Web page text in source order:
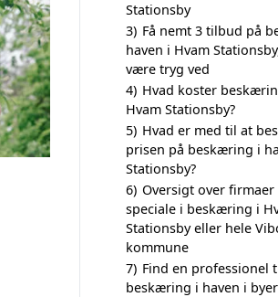
Stationsby
3) Få nemt 3 tilbud på
haven i Hvam
være tryg ved
4) Hvad koster
Hvam Stationsby?
5) Hvad er med til at
prisen på beskæring i
Stationsby?
6) Oversigt over firmaer
speciale i beskæring i
Stationsby eller hele
kommune
7) Find en professionel
beskæring i haven i